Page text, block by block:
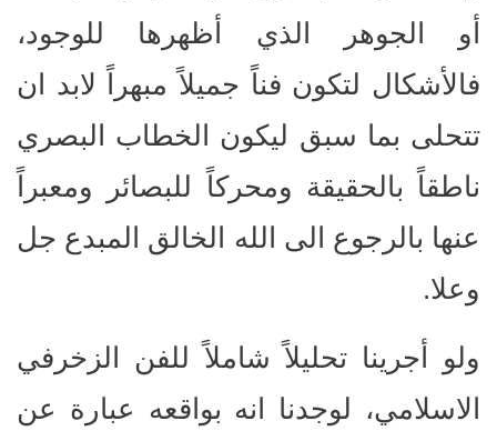
أو الجوهر الذي أظهرها للوجود،
فالأشكال لتكون فناً جميلاً مبهراً لابد ان
تتحلى بما سبق ليكون الخطاب البصري
ناطقاً بالحقيقة ومحركاً للبصائر ومعبراً
عنها بالرجوع الى الله الخالق المبدع جل
وعلا.
ولو أجرينا تحليلاً شاملاً للفن الزخرفي
الاسلامي، لوجدنا انه بواقعه عبارة عن